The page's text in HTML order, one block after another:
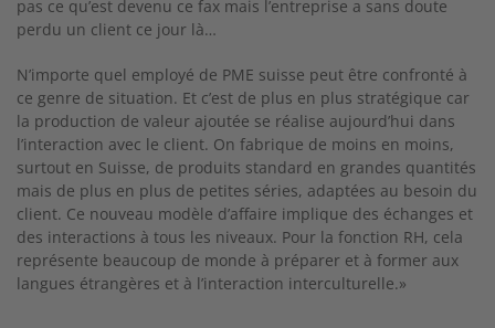
pas ce qu’est devenu ce fax mais l’entreprise a sans doute
perdu un client ce jour là…
N’importe quel employé de PME suisse peut être confronté à
ce genre de situation. Et c’est de plus en plus stratégique car
la production de valeur ajoutée se réalise aujourd’hui dans
l’interaction avec le client. On fabrique de moins en moins,
surtout en Suisse, de produits standard en grandes quantités
mais de plus en plus de petites séries, adaptées au besoin du
client. Ce nouveau modèle d’affaire implique des échanges et
des interactions à tous les niveaux. Pour la fonction RH, cela
représente beaucoup de monde à préparer et à former aux
langues étrangères et à l’interaction interculturelle.»